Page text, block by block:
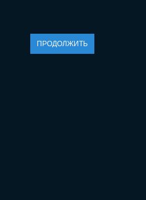
ПРОДОЛЖИТЬ